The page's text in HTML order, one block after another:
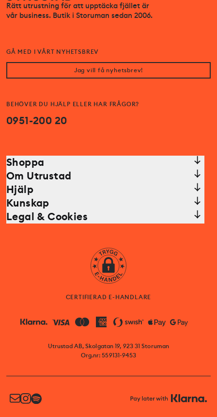
Rätt utrustning för att upptäcka fjället är
vår business. Butik i Storuman sedan 2006.
BEHÖVER DU HJÄLP ELLER HAR FRÅGOR?
0951-200 20
GÅ MED I VÅRT NYHETSBREV
Jag vill få nyhetsbrev!
Shoppa
Om Utrustad
Hjälp
Kunskap
Legal & Cookies
CERTIFIERAD E-HANDLARE
Utrustad AB, Skolgatan 19, 923 31 Storuman
Org.nr: 559131-9453